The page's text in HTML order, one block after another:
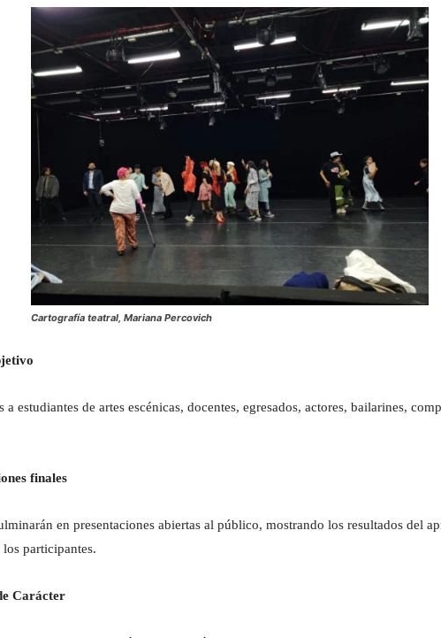
Cartografía teatral, Mariana Percovich
a estudiantes de artes escénicas, docentes, egresados, actores, bailarines,
finales
en presentaciones abiertas al público, mostrando los resultados del
participantes.
Carácter